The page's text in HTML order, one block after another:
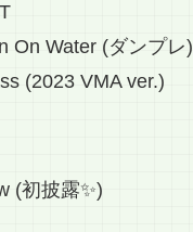
On Water (ダンプレ)
(2023 VMA ver.)
(初披露✨️)